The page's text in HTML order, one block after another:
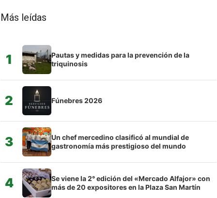
Más leídas
1
Pautas y medidas para la prevención de la
triquinosis
2 Fúnebres 2026
3
Un chef mercedino clasificó al mundial de
gastronomía más prestigioso del mundo
4
Se viene la 2° edición del «Mercado Alfajor» con
más de 20 expositores en la Plaza San Martín